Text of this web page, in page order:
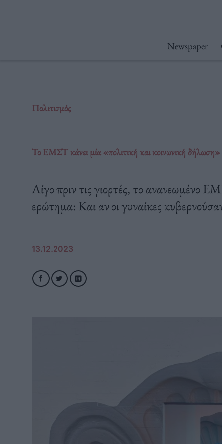
Newspaper
Πολιτισμός
Το ΕΜΣΤ κάνει μία «πολιτική και κοινωνική δήλωση»
Λίγο πριν τις γιορτές, το ανανεωμένο
ερώτημα: Και αν οι γυναίκες
13.12.2023